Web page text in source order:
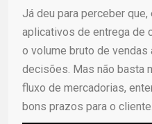
Já deu para perceber
aplicativos de entrega de
o volume bruto de
decisões. Mas não basta
fluxo de mercadorias,
bons prazos para o cliente.